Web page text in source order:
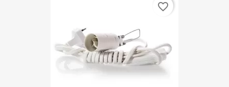
favorite_border